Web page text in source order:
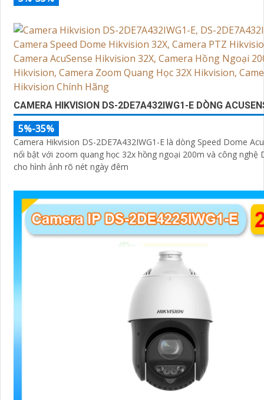
CAMERA HIKVISION DS-2DE7A432IWG1-E DÒNG
5%-35%
Camera Hikvision DS-2DE7A432IWG1-E là dòng Speed Dome
nổi bật với zoom quang học 32x hồng ngoại 200m và công nghệ
cho hình ảnh rõ nét ngày đêm